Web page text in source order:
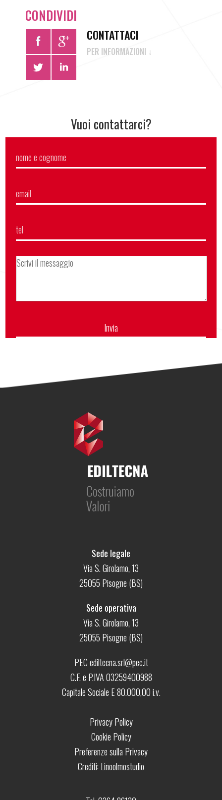
CONDIVIDI
CONTATTACI
PER INFORMAZIONI ↓
Vuoi contattarci?
Sede legale
Via S. Girolamo, 13
25055 Pisogne (BS)
Sede operativa
Via S. Girolamo, 13
25055 Pisogne (BS)
PEC ediltecna.srl@pec.it
C.F. e P.IVA 03259400988
Capitale Sociale E 80.000,00 i.v.
Privacy Policy
Cookie Policy
Preferenze sulla Privacy
Crediti: Linoolmostudio